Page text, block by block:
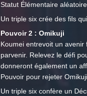
Statut Élémentaire
Un triple six crée des fils
Pouvoir 2 : Omikuji
Koumei entrevoit un
parvenir. Relevez le défi
donneront également un
Pouvoir pour rejeter
Un triple six confère un